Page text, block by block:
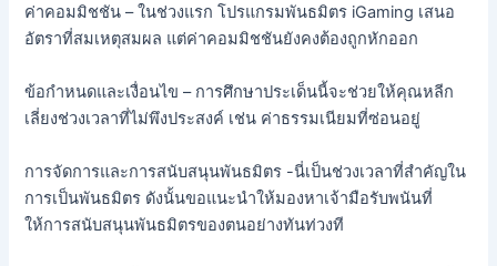
ค่าคอมมิชชัน – ในช่วงแรก โปรแกรมพันธมิตร iGaming เสนอ
อัตราที่สมเหตุสมผล แต่ค่าคอมมิชชันยังคงต้องถูกหักออก
ข้อกำหนดและเงื่อนไข – การศึกษาประเด็นนี้จะช่วยให้คุณหลีก
เลี่ยงช่วงเวลาที่ไม่พึงประสงค์ เช่น ค่าธรรมเนียมที่ซ่อนอยู่
การจัดการและการสนับสนุนพันธมิตร -นี่เป็นช่วงเวลาที่สำคัญใน
การเป็นพันธมิตร ดังนั้นขอแนะนำให้มองหาเจ้ามือรับพนันที่
ให้การสนับสนุนพันธมิตรของตนอย่างทันท่วงที